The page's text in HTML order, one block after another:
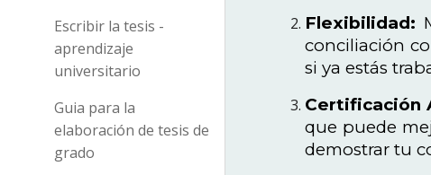
Escribir la tesis -
aprendizaje
universitario
Guia para la
elaboración de tesis de
grado
Flexibilidad:
conciliación
si ya estás
Certificación
que puede
demostrar tu